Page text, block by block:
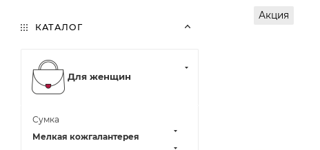
Акция
КАТАЛОГ
Для женщин
Сумка
Мелкая кожгалантерея